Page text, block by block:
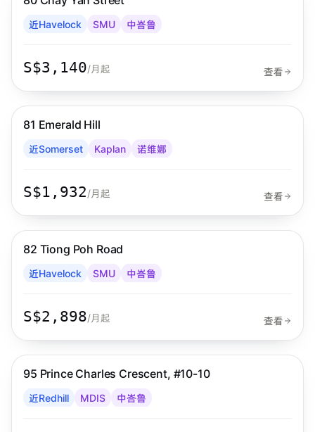
近Havelock SMU 中峇鲁
S$3,140/月起 查看
Habyt
步行 6 分钟到 MRT 诺维娜
81 Emerald Hill
近Somerset Kaplan 诺维娜
S$1,932/月起 查看
Habyt
步行 7 分钟到 MRT 中峇鲁
82 Tiong Poh Road
近Havelock SMU 中峇鲁
S$2,898/月起 查看
Habyt
步行 11 分钟到 MRT 中峇鲁
95 Prince Charles Crescent, #10-10
近Redhill MDIS 中峇鲁